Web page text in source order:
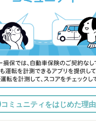
コミュニティをはじめた理由